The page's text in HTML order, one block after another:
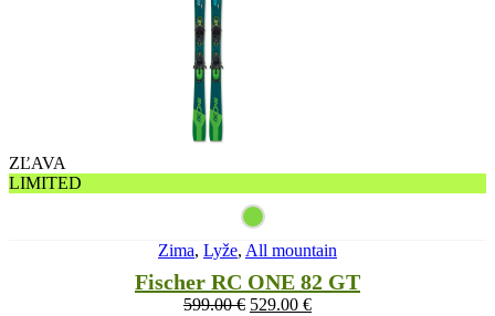
ZĽAVA
LIMITED
Zima, Lyže, All mountain
Fischer RC ONE 82 GT
599.00€ 529.00 €